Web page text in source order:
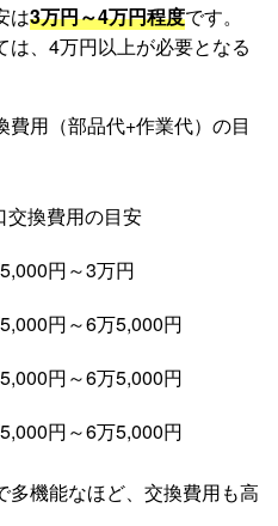
は3万円～4万円程度です。
、4万円以上が必要となる
用（部品代+作業代）の目
交換費用の目安
円～3万円
円～6万5,000円
円～6万5,000円
円～6万5,000円
機能なほど、交換費用も高